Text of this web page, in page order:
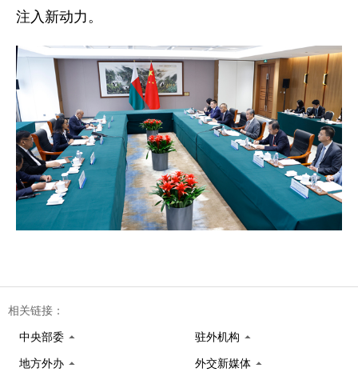
注入新动力。
相关链接：
中央部委 驻外机构
地方外办 外交新媒体